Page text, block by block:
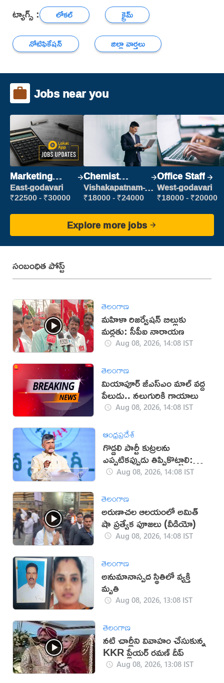
ట్యాగ్స్ : లోకల్
క్రైమ్
నోటిఫికేషన్
జిల్లా వార్తలు
Jobs near you
Marketing
Executive
East-godavari
₹22500 - ₹30000
Chemist
Production
Executive
Vishakapatnam-
new
₹18000 - ₹24000
Office Staff
West-godavari
₹18000 - ₹20000
Explore more jobs
సంబంధిత పోస్ట్
తెలంగాణ
మహిళా రిజర్వేషన్ బిల్లుకు
మద్దతు: సీపీఐ నారాయణ
Aug 08, 2026, 14:08 IST
తెలంగాణ
మియాపూర్‌ జీఎస్‌ఎం మాల్‌ వద్ద
పేలుడు.. నలుగురికి గాయాలు
Aug 08, 2026, 14:08 IST
ఆంధ్రప్రదేశ్
గొడ్డలి పార్టీ కుట్రలను
ఎప్పటికప్పుడు తిప్పికొట్టాలి:
చంద్రబాబు
Aug 08, 2026, 14:08 IST
తెలంగాణ
అరుణాచల ఆలయంలో అమిత్
షా ప్రత్యేక పూజలు (వీడియో)
Aug 08, 2026, 14:08 IST
తెలంగాణ
అనుమానాస్పద స్థితిలో వ్యక్తి
మృతి
Aug 08, 2026, 13:08 IST
తెలంగాణ
నటి చార్లీని వివాహం చేసుకున్న
KKR ప్లేయర్ రమణ్ దీప్
Aug 08, 2026, 13:08 IST